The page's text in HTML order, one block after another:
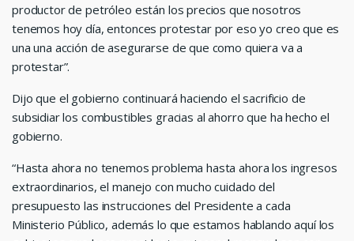
productor de petróleo están los precios que nosotros
tenemos hoy día, entonces protestar por eso yo creo que es
una una acción de asegurarse de que como quiera va a
protestar”.
Dijo que el gobierno continuará haciendo el sacrificio de
subsidiar los combustibles gracias al ahorro que ha hecho el
gobierno.
“Hasta ahora no tenemos problema hasta ahora los ingresos
extraordinarios, el manejo con mucho cuidado del
presupuesto las instrucciones del Presidente a cada
Ministerio Público, además lo que estamos hablando aquí los